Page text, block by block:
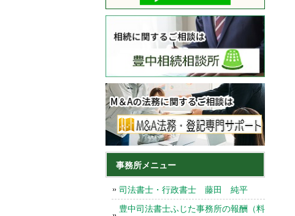
事務所メニュー
司法書士・行政書士 藤田 純平
豊中司法書士ふじた事務所の報酬（料